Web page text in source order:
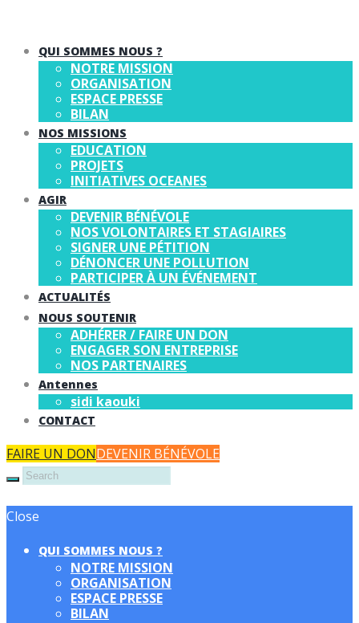
QUI SOMMES NOUS ?
NOTRE MISSION
ORGANISATION
ESPACE PRESSE
BILAN
NOS MISSIONS
EDUCATION
PROJETS
INITIATIVES OCEANES
AGIR
DEVENIR BÉNÉVOLE
NOS VOLONTAIRES ET STAGIAIRES
SIGNER UNE PÉTITION
DÉNONCER UNE POLLUTION
PARTICIPER À UN ÉVÉNEMENT
ACTUALITÉS
NOUS SOUTENIR
ADHÉRER / FAIRE UN DON
ENGAGER SON ENTREPRISE
NOS PARTENAIRES
Antennes
sidi kaouki
CONTACT
FAIRE UN DONDEVENIR BÉNÉVOLE
Close
QUI SOMMES NOUS ?
NOTRE MISSION
ORGANISATION
ESPACE PRESSE
BILAN